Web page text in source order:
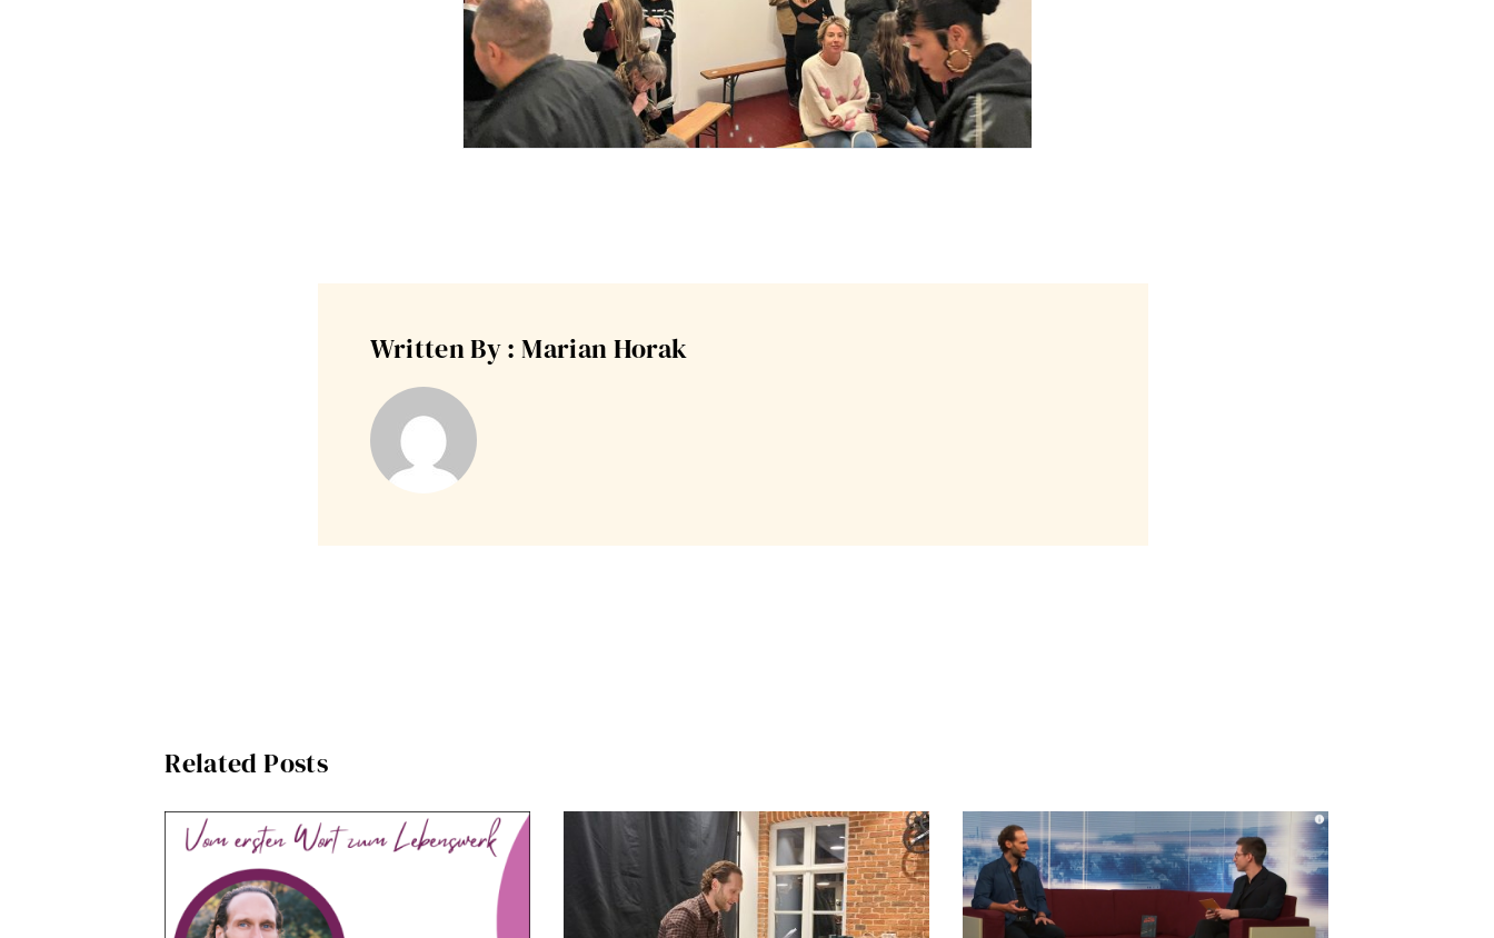
Written By : Marian Horak
Related Posts